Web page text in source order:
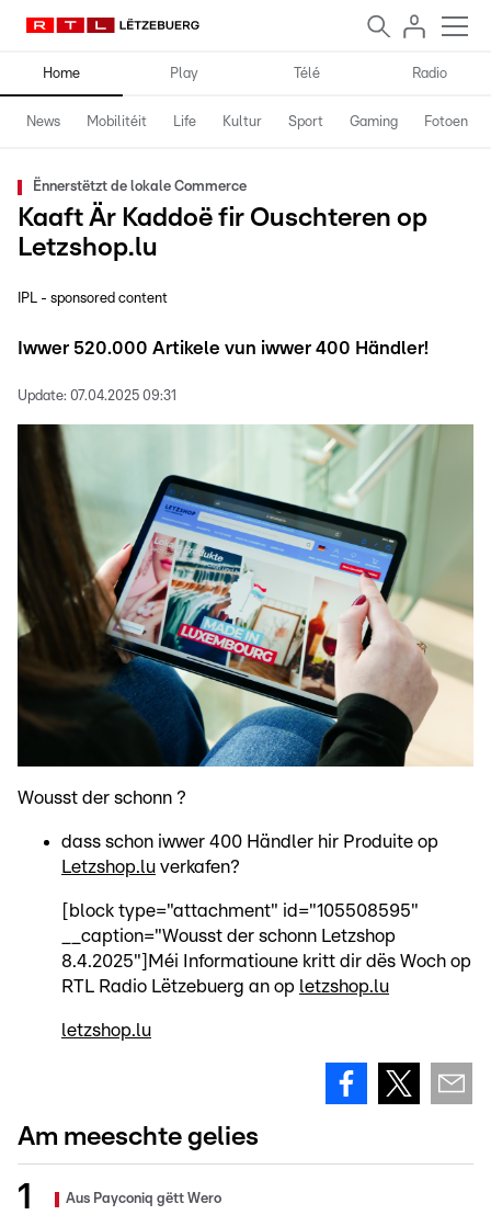
Home Play Télé Radio
News Mobilitéit Life Kultur Sport Gaming Fotoen
Ënnerstëtzt de lokale Commerce
Kaaft Är Kaddoë fir Ouschteren op
Letzshop.lu
IPL - sponsored content
Iwwer 520.000 Artikele vun iwwer 400 Händler!
Update: 07.04.2025 09:31
Wousst der schonn ?
dass schon iwwer 400 Händler hir Produite op
Letzshop.lu verkafen?
[block type="attachment" id="105508595"
__caption="Wousst der schonn Letzshop
8.4.2025"]Méi Informatioune kritt dir dës Woch op
RTL Radio Lëtzebuerg an op letzshop.lu
letzshop.lu
Am meeschte gelies
Aus Payconiq gëtt Wero